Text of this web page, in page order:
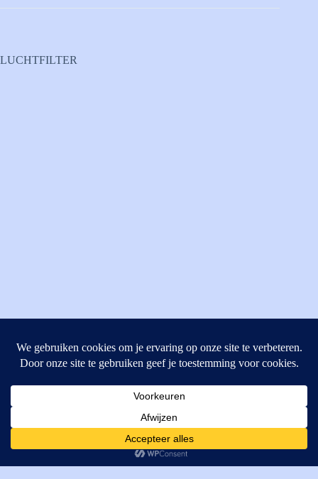
LUCHTFILTER
4462GE, Goes
T: +31 (0) 111-484438
M:parts@mitechniek.nl
VAT: NL862802295B01
Cookies helpen ons bij het leveren van onze diensten. Door
gebruik te maken van onze diensten, gaat u akkoord met ons
gebruik van cookies.